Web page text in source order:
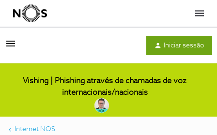
Menu
Iniciar sessão
Vishing | Phishing através de chamadas de voz
internacionais/nacionais
Internet NOS